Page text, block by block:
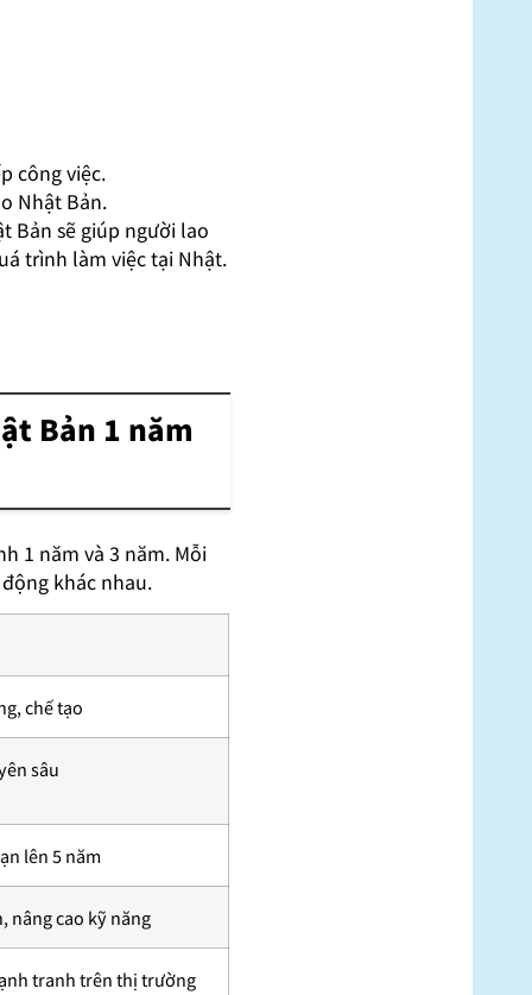
công việc.
Nhật Bản.
Bản sẽ giúp người lao
trình làm việc tại Nhật.
Bản 1 năm
1 năm và 3 năm. Mỗi
khác nhau.
chế tạo
sâu
lên 5 năm
nâng cao kỹ năng
tranh trên thị trường